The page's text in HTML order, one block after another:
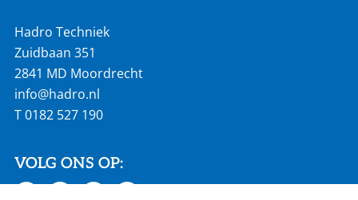
Hadro Techniek
Zuidbaan 351
2841 MD Moordrecht
info@hadro.nl
T0182 527 190
VOLG ONS OP: